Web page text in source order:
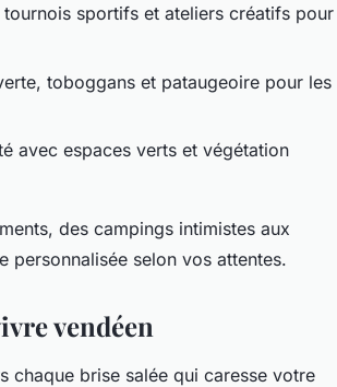
sportifs et ateliers créatifs pour
toboggans et pataugeoire pour les
avec espaces verts et végétation
des campings intimistes aux
personnalisée selon vos attentes.
vendéen
chaque brise salée qui caresse votre